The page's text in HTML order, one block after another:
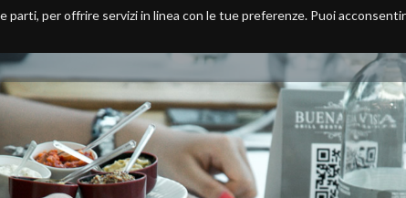
per offrire servizi in linea con le tue preferenze. Puoi